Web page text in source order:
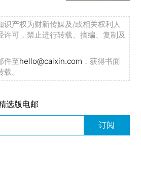
识产权为财新传媒及/或相关权利人
许可，禁止进行转载、摘编、复制及
件至hello@caixin.com ，获得书面
。
选版电邮
订阅